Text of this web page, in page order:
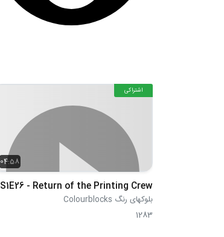
04:58
اشتراکی
S1E26 - Return of the Printing Crew
بلوکهای رنگ Colourblocks
1283